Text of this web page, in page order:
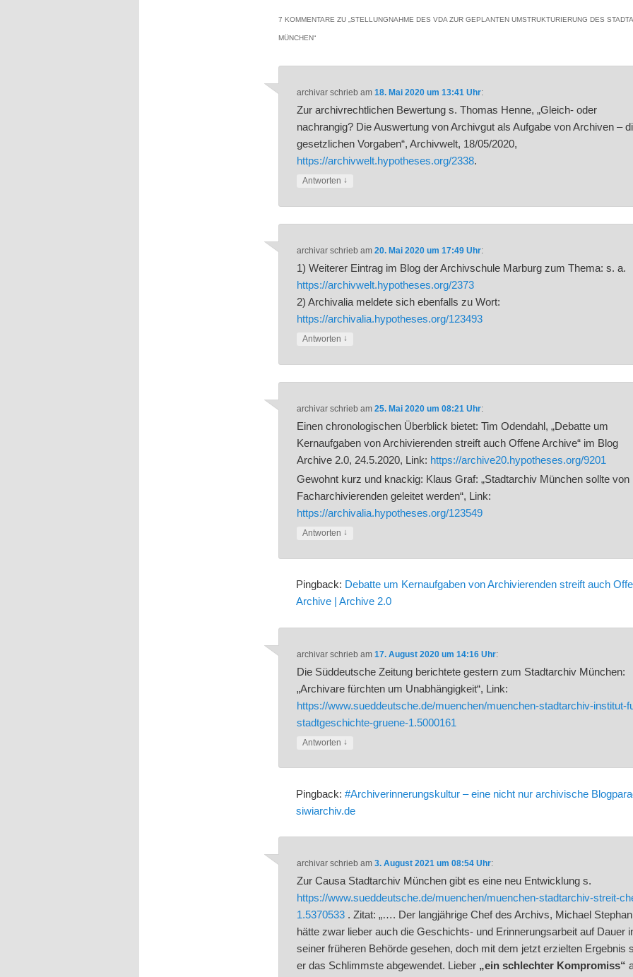
7 KOMMENTARE ZU „STELLUNGNAHME DES VDA ZUR GEPLANTEN UMSTRUKTURIERUNG DES
MÜNCHEN“
archivar schrieb am 18. Mai 2020 um 13:41 Uhr:
Zur archivrechtlichen Bewertung s. Thomas Henne, „Gleich- oder
nachrangig? Die Auswertung von Archivgut als Aufgabe von Archiven –
gesetzlichen Vorgaben“, Archivwelt, 18/05/2020,
https://archivwelt.hypotheses.org/2338.
Antworten ↓
archivar schrieb am 20. Mai 2020 um 17:49 Uhr:
1) Weiterer Eintrag im Blog der Archivschule Marburg zum Thema: s. a.
https://archivwelt.hypotheses.org/2373
2) Archivalia meldete sich ebenfalls zu Wort:
https://archivalia.hypotheses.org/123493
Antworten ↓
archivar schrieb am 25. Mai 2020 um 08:21 Uhr:
Einen chronologischen Überblick bietet: Tim Odendahl, „Debatte um
Kernaufgaben von Archivierenden streift auch Offene Archive“ im Blog
Archive 2.0, 24.5.2020, Link: https://archive20.hypotheses.org/9201
Gewohnt kurz und knackig: Klaus Graf: „Stadtarchiv München sollte von
Facharchivierenden geleitet werden“, Link:
https://archivalia.hypotheses.org/123549
Antworten ↓
Pingback: Debatte um Kernaufgaben von Archivierenden streift auch
Archive | Archive 2.0
archivar schrieb am 17. August 2020 um 14:16 Uhr:
Die Süddeutsche Zeitung berichtete gestern zum Stadtarchiv München:
„Archivare fürchten um Unabhängigkeit“, Link:
https://www.sueddeutsche.de/muenchen/muenchen-stadtarchiv-institut-
stadtgeschichte-gruene-1.5000161
Antworten ↓
Pingback: #Archiverinnerungskultur – eine nicht nur archivische
siwiarchiv.de
archivar schrieb am 3. August 2021 um 08:54 Uhr:
Zur Causa Stadtarchiv München gibt es eine neu Entwicklung s.
https://www.sueddeutsche.de/muenchen/muenchen-stadtarchiv-streit-
1.5370533. Zitat: „…. Der langjährige Chef des Archivs, Michael
hätte zwar lieber auch die Geschichts- und Erinnerungsarbeit auf Dauer
seiner früheren Behörde gesehen, doch mit dem jetzt erzielten Ergebnis
er das Schlimmste abgewendet. Lieber „ein schlechter Kompromiss“